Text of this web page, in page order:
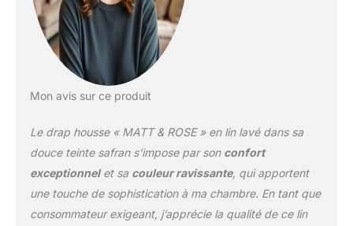
Design : Découvrez la
gamme LIN LAVEE
proposée avec une
Parfait pour une déco
Achetez votre housse de
couette de la même
couleur que les taies
d'oreiller et le drap-
Mon avis sur ce produit
Le drap housse « MATT & ROSE » en lin lavé dans sa
douce teinte safran s’impose par son confort
exceptionnelet sa couleur ravissante, qui apportent
une touche de sophistication à ma chambre. En tant que
consommateur exigeant, j’apprécie la qualité de ce lin